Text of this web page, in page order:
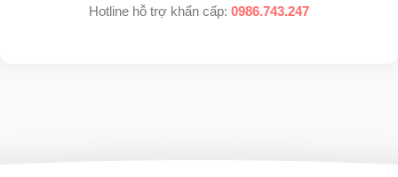
Hotline hỗ trợ khẩn cấp: 0986.743.247